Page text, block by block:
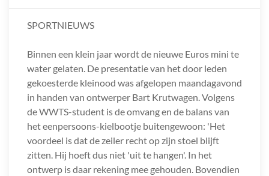
SPORTNIEUWS
Binnen een klein jaar wordt de nieuwe Euros mini te
water gelaten. De presentatie van het door leden
gekoesterde kleinood was afgelopen maandagavond
in handen van ontwerper Bart Krutwagen. Volgens
de WWTS-student is de omvang en de balans van
het eenpersoons-kielbootje buitengewoon: 'Het
voordeel is dat de zeiler recht op zijn stoel blijft
zitten. Hij hoeft dus niet 'uit te hangen'. In het
ontwerp is daar rekening mee gehouden. Bovendien